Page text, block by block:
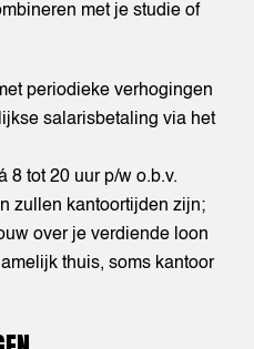
met je studie of
periodieke verhogingen
salarisbetaling via het
8 tot 20 uur p/w o.b.v.
zullen kantoortijden zijn;
over je verdiende loon
thuis, soms kantoor